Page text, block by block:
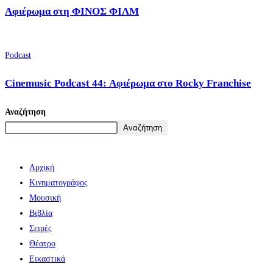
Αφιέρωμα στη ΦΙΝΟΣ ΦΙΛΜ
Podcast
Cinemusic Podcast 44: Αφιέρωμα στο Rocky Franchise
Αναζήτηση
Αναζήτηση
Αρχική
Κινηματογράφος
Μουσική
Βιβλία
Σειρές
Θέατρο
Εικαστικά